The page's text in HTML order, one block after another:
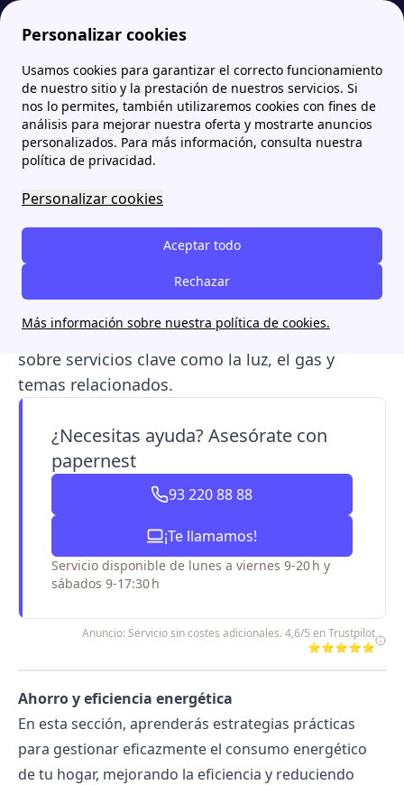
Personalizar cookies
Usamos cookies para garantizar el correcto funcionamiento
de nuestro sitio y la prestación de nuestros servicios. Si
nos lo permites, también utilizaremos cookies con fines de
análisis para mejorar nuestra oferta y mostrarte anuncios
personalizados. Para más información, consulta nuestra
política de privacidad.
Personalizar cookies
Aceptar todo
Rechazar
Más información sobre nuestra política de cookies.
Papernest.es Información general sobre los servicios de energía: luz y gas
Información general sobre
los servicios de energía:
luz y gas
En esta página vas a encontrar toda la
información que necesitas saber para gestionar
mejor tu consumo energético y asegurar tus
proporcionamos información detallada y clara
sobre servicios clave como la luz, el gas y
temas relacionados.
¿Necesitas ayuda? Asesórate con
papernest
93 220 88 88
¡Te llamamos!
Servicio disponible de lunes a viernes 9-20 h y
sábados 9-17:30 h
Anuncio: Servicio sin costes adicionales. 4,6/5 en Trustpilot
⭐⭐⭐⭐⭐
Ahorro y eficiencia energética
En esta sección, aprenderás estrategias prácticas
para gestionar eficazmente el consumo energético
de tu hogar, mejorando la eficiencia y reduciendo